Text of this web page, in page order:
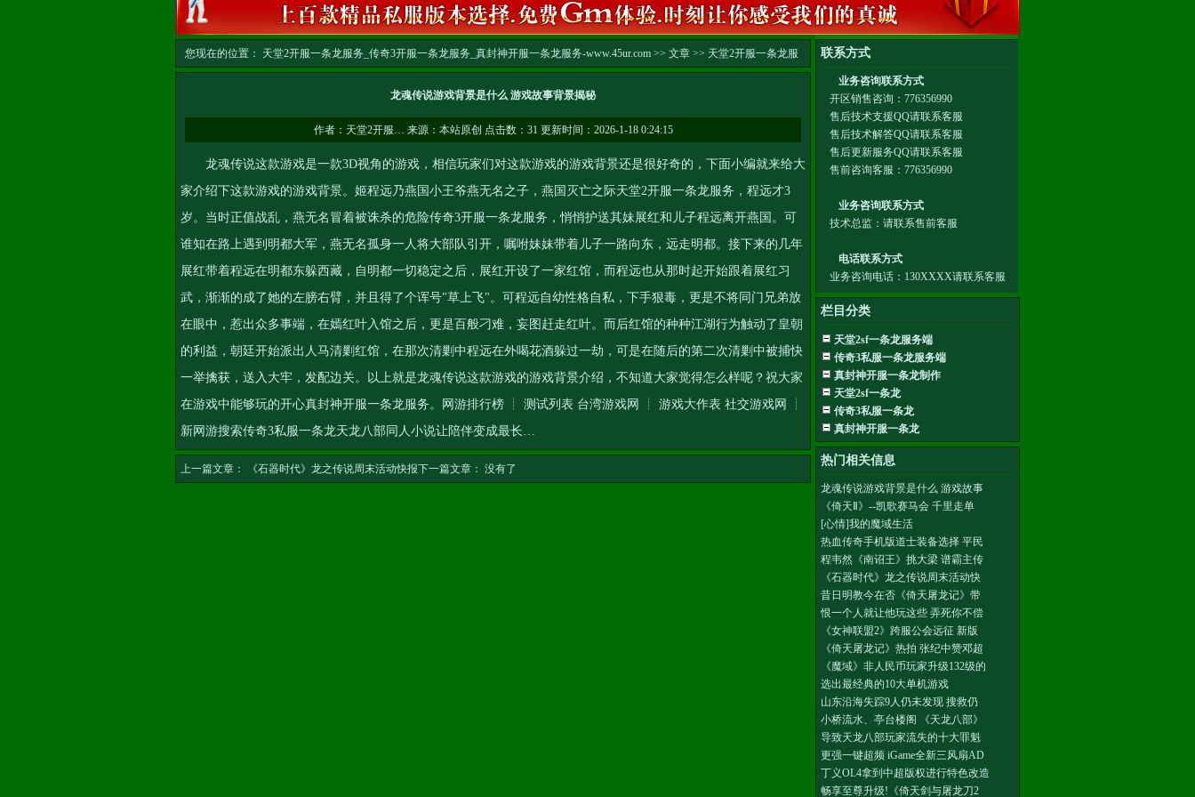
您现在的位置： 天堂2开服一条龙服务_传奇3开服一条龙服务_真封神开服一条龙服务-www.45ur.com >> 文章 >> 天堂2开服一条龙服
龙魂传说游戏背景是什么 游戏故事背景揭秘
作者： 天堂2开服… 来源：本站原创 点击数： 31 更新时间：2026-1-18 0:24:15
龙魂传说这款游戏是一款3D视角的游戏，相信玩家们对这款游戏的游戏背景还是很好奇的，下面小编就来给大
家介绍下这款游戏的游戏背景。姬程远乃燕国小王爷燕无名之子，燕国灭亡之际天堂2开服一条龙服务 ，程远才3
岁。当时正值战乱，燕无名冒着被诛杀的危险传奇3开服一条龙服务 ，悄悄护送其妹展红和儿子程远离开燕国。可
谁知在路上遇到明都大军，燕无名孤身一人将大部队引开，嘱咐妹妹带着儿子一路向东，远走明都。接下来的几年
展红带着程远在明都东躲西藏，自明都一切稳定之后，展红开设了一家红馆，而程远也从那时起开始跟着展红习
武，渐渐的成了她的左膀右臂，并且得了个诨号"草上飞"。可程远自幼性格自私，下手狠毒，更是不将同门兄弟放
在眼中，惹出众多事端，在嫣红叶入馆之后，更是百般刁难，妄图赶走红叶。而后红馆的种种江湖行为触动了皇朝
的利益，朝廷开始派出人马清剿红馆，在那次清剿中程远在外喝花酒躲过一劫，可是在随后的第二次清剿中被捕快
一举擒获，送入大牢，发配边关。以上就是龙魂传说这款游戏的游戏背景介绍，不知道大家觉得怎么样呢？祝大家
在游戏中能够玩的开心真封神开服一条龙服务。网游排行榜 ┊ 测试列表 台湾游戏网 ┊ 游戏大作表 社交游戏网 ┊
新网游搜索传奇3私服一条龙天龙八部同人小说让陪伴变成最长…
上一篇文章： 《石器时代》龙之传说周末活动快报下一篇文章： 没有了
栏目分类
天堂2sf一条龙服务端
传奇3私服一条龙服务端
真封神开服一条龙制作
天堂2sf一条龙
传奇3私服一条龙
真封神开服一条龙
热门相关信息
龙魂传说游戏背景是什么 游戏故事
《倚天Ⅱ》--凯歌赛马会 千里走单
[心情]我的魔域生活
热血传奇手机版道士装备选择 平民
程韦然《南诏王》挑大梁 谱霸主传
《石器时代》龙之传说周末活动快
昔日明教今在否《倚天屠龙记》带
恨一个人就让他玩这些 弄死你不偿
《女神联盟2》跨服公会远征 新版
《倚天屠龙记》热拍 张纪中赞邓超
《魔域》非人民币玩家升级132级的
选出最经典的10大单机游戏
山东沿海失踪9人仍未发现 搜救仍
小桥流水、亭台楼阁 《天龙八部》
导致天龙八部玩家流失的十大罪魁
更强一键超频 iGame全新三风扇AD
丁义OL4拿到中超版权进行特色改造
畅享至尊升级!《倚天剑与屠龙刀2